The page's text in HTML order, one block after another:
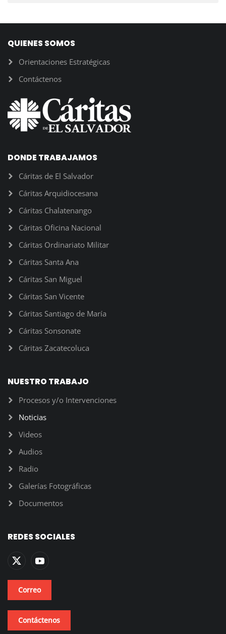
QUIENES SOMOS
Orientaciones Estratégicas
Contáctenos
DONDE TRABAJAMOS
Cáritas de El Salvador
Cáritas Arquidiocesana
Cáritas Chalatenango
Cáritas Oficina Nacional
Cáritas Ordinariato Militar
Cáritas Santa Ana
Cáritas San Miguel
Cáritas San Vicente
Cáritas Santiago de María
Cáritas Sonsonate
Cáritas Zacatecoluca
NUESTRO TRABAJO
Procesos y/o Intervenciones
Noticias
Videos
Audios
Radio
Galerías Fotográficas
Documentos
REDES SOCIALES
Correo
Contáctenos